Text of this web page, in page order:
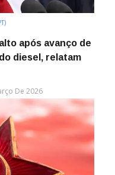
após avanço de
diesel, relatam
De 2026